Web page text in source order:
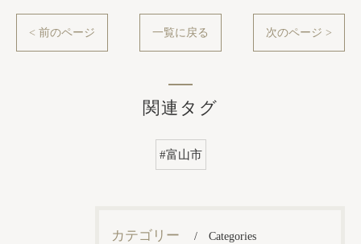
< 前のページ 一覧に戻る 次のページ >
関連タグ
#富山市
カテゴリー Categories